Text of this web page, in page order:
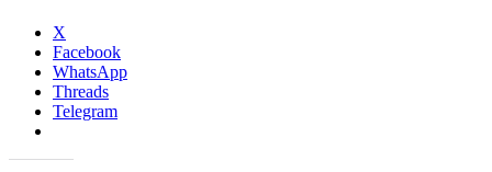
X
Facebook
WhatsApp
Threads
Telegram